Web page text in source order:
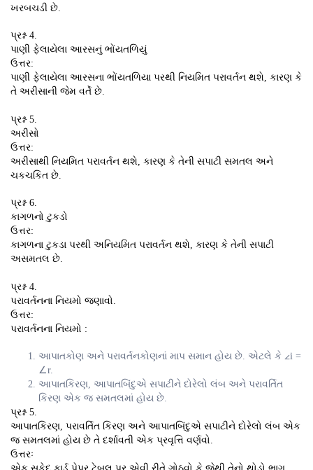
ખરબચડી છે.
પ્રશ્ન 4.
પાણી ફેલાયેલા આરસનું ભોંયતળિયું
ઉત્તર:
પાણી ફેલાયેલા આરસના ભોંયતળિયા પરથી નિયમિત પરાવર્તન થશે, કારણ કે
તે અરીસાની જેમ વર્તે છે.
પ્રશ્ન 5.
અરીસો
ઉત્તર:
અરીસાથી નિયમિત પરાવર્તન થશે, કારણ કે તેની સપાટી સમતલ અને
ચકચકિત છે.
પ્રશ્ન 6.
કાગળનો ટુકડો
ઉત્તર:
કાગળના ટુકડા પરથી અનિયમિત પરાવર્તન થશે, કારણ કે તેની સપાટી
અસમતલ છે.
પ્રશ્ન 4.
પરાવર્તનના નિયમો જણાવો.
ઉત્તર:
પરાવર્તનના નિયમો :
આપાતકોણ અને પરાવર્તનકોણનાં માપ સમાન હોય છે. એટલે કે ∠i =
∠r.
આપાતકિરણ, આપાતબિંદુએ સપાટીને દોરેલો લંબ અને પરાવર્તિત
કિરણ એક જ સમતલમાં હોય છે.
પ્રશ્ન 5.
આપાતકિરણ, પરાવર્તિત કિરણ અને આપાતબિંદુએ સપાટીને દોરેલો લંબ એક
જ સમતલમાં હોય છે તે દર્શાવતી એક પ્રવૃત્તિ વર્ણવો.
ઉત્તરઃ